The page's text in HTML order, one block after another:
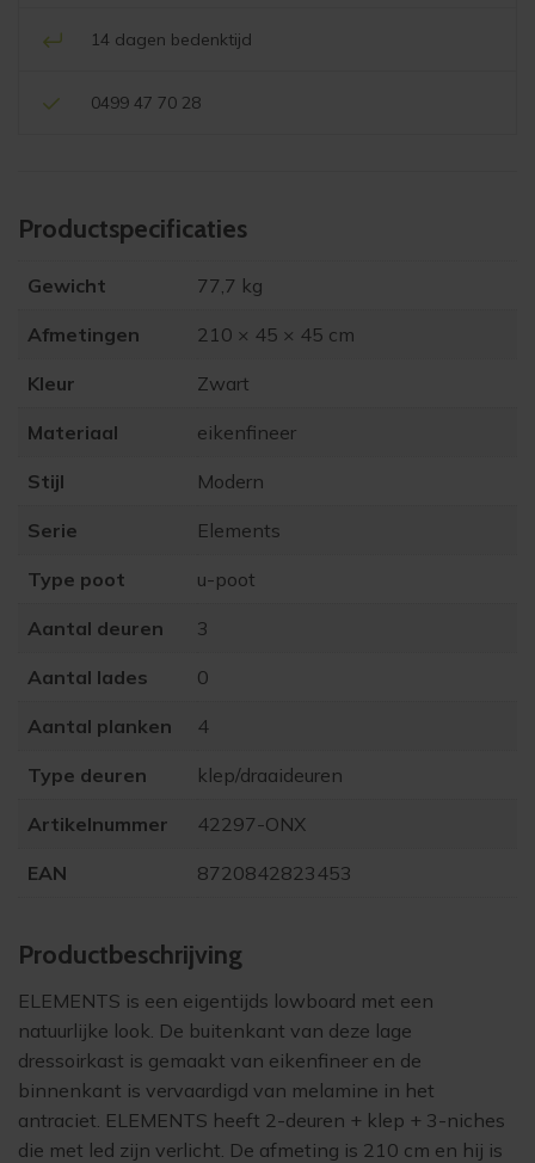
14 dagen bedenktijd
0499 47 70 28
Product­specificaties
Gewicht 77,7 kg
Afmetingen 210 × 45 × 45 cm
Kleur Zwart
Materiaal eikenfineer
Stijl Modern
Serie Elements
Type poot u-poot
Aantal deuren 3
Aantal lades 0
Aantal planken 4
Type deuren klep/draaideuren
Artikelnummer 42297-ONX
EAN 8720842823453
Product­beschrijving
ELEMENTS is een eigentijds lowboard met een
natuurlijke look. De buitenkant van deze lage
dressoirkast is gemaakt van eikenfineer en de
binnenkant is vervaardigd van melamine in het
antraciet. ELEMENTS heeft 2-deuren + klep + 3-niches
die met led zijn verlicht. De afmeting is 210 cm en hij is